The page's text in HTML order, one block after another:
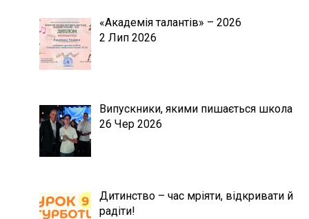
«Академія талантів» – 2026
2 Лип 2026
Випускники, якими пишається школа
26 Чер 2026
Дитинство – час мріяти, відкривати й
радіти!